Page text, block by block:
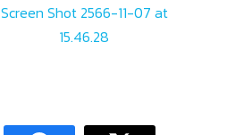
Screen Shot 2566-11-07 at
15.46.28